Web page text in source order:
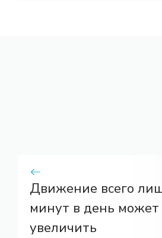
Движение всего
минут в день может
увеличить